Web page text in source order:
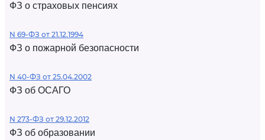
ФЗ о страховых пенсиях
N 69-ФЗ от 21.12.1994
ФЗ о пожарной безопасности
N 40-ФЗ от 25.04.2002
ФЗ об ОСАГО
N 273-ФЗ от 29.12.2012
ФЗ об образовании